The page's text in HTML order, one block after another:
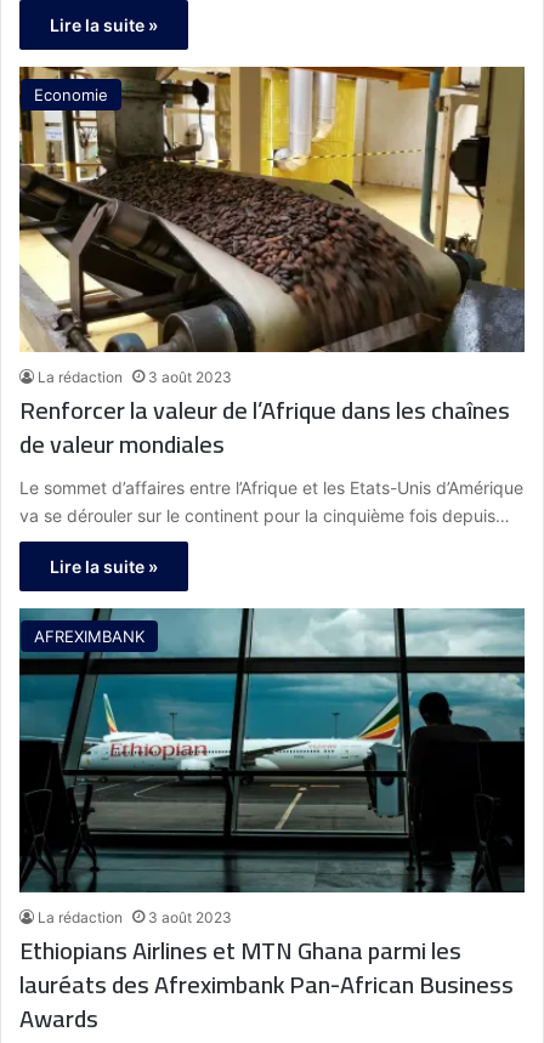
Lire la suite »
Economie
La rédaction 3 août 2023
Renforcer la valeur de l’Afrique dans les chaînes
de valeur mondiales
Le sommet d’affaires entre l’Afrique et les Etats-Unis d’Amérique
va se dérouler sur le continent pour la cinquième fois depuis…
Lire la suite »
AFREXIMBANK
La rédaction 3 août 2023
Ethiopians Airlines et MTN Ghana parmi les
lauréats des Afreximbank Pan-African Business
Awards